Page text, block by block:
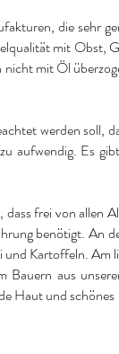
die sehr
mit Obst,
mit Öl
werden soll,
aufwendig. Es
frei von allen
benötigt. An
Kartoffeln.
aus
Haut und